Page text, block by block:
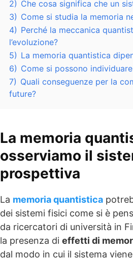
2) Che cosa significa che un
3) Come si studia la memoria
4) Perché la meccanica
l’evoluzione?
5) La memoria quantistica
6) Come si possono
7) Quali conseguenze per la
future?
La memoria
osserviamo il
prospettiva
La memoria quantistica
dei sistemi fisici come si è
da ricercatori di università in
la presenza di effetti di
dal modo in cui il sistema